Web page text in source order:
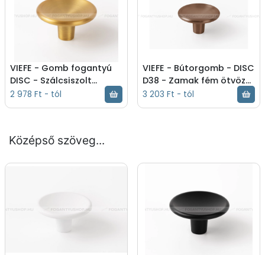
Gomb fogantyú -
0530038Z23
VIEFE - Gomb fogantyú
DISC - Szálcsiszolt
pezsgő - Zamak fém
ötvözet - Színes fém
pezsgő - Gomb fogantyú
2 978 Ft - tól
VIEFE - Bútorgomb - DISC
D38 - Zamak fém ötvözet
- Színes fém
gombfogantyú,
3 203 Ft - tól
Középső szöveg...